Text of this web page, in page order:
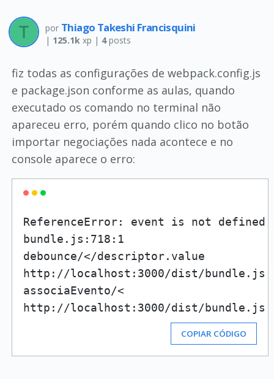
por Thiago Takeshi Francisquini
| 125.1kxp | 4posts
fiz todas as configurações de webpack.config.js
e package.json conforme as aulas, quando
executado os comando no terminal não
apareceu erro, porém quando clico no botão
importar negociações nada acontece e no
console aparece o erro:
ReferenceError: event is not
bundle.js:718:1
debounce/</descriptor.value
http://localhost:3000/dist/
associaEvento/<
http://localhost:3000/dist/
COPIAR CÓDIGO